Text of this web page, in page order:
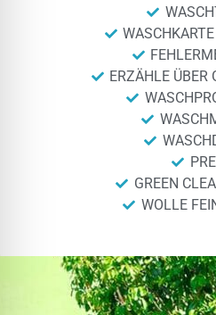
ERZÄHLE ÜBER
GREEN
WOLLE